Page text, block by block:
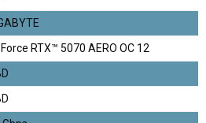
RTX™ 5070 AERO OC 12